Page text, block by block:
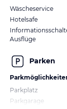
Wäscheservice
Hotelsafe
Ausflüge
Parken
Parkplatz
Parkgarage